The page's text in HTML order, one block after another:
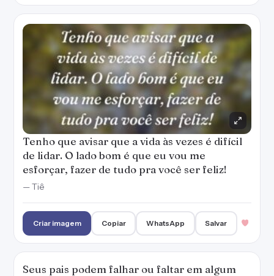
Tenho que avisar que a vida às vezes é difícil
de lidar. O lado bom é que eu vou me
esforçar, fazer de tudo pra você ser feliz!
— Tiê
Criar imagem Copiar WhatsApp Salvar
Seus pais podem falhar ou faltar em algum